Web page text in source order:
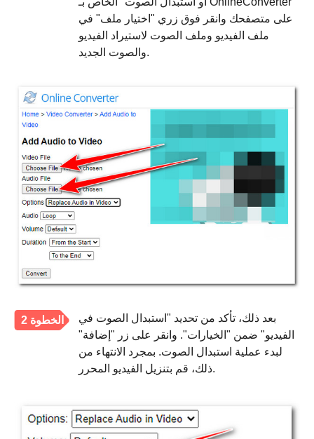
على متصفحك وانقر فوق زري "اختيار ملف" في
ملف الفيديو وملف الصوت لاستيراد الفيديو
والصوت الجديد.
الخطوة 2
بعد ذلك، تأكد من تحديد "استبدال الصوت في
الفيديو" ضمن "الخيارات". وانقر على زر "إضافة"
لبدء عملية استبدال الصوت. بمجرد الانتهاء من
ذلك، قم بتنزيل الفيديو المحرر.